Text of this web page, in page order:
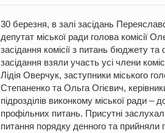
30 березня, в залі засідань
депутат міської ради голова комісії
засідання комісії з питань бюджету та
засідання взяли участь усі члени
Лідія Оверчук, заступники міського
Степаненко та Ольга Огієвич,
підрозділів виконкому міської ради –
профільних питань. Присутні
питання порядку денного та прийняли